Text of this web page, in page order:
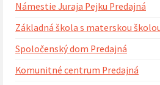
Námestie Juraja Pejku Predajná
Základná škola s materskou
Spoločenský dom Predajná
Komunitné centrum Predajná